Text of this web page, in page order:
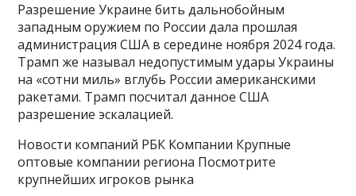
Разрешение Украине бить дальнобойным
западным оружием по России дала прошлая
администрация США в середине ноября 2024 года.
Трамп же называл недопустимым удары Украины
на «сотни миль» вглубь России американскими
ракетами. Трамп посчитал данное США
разрешение эскалацией.
Новости компаний РБК Компании Крупные
оптовые компании региона Посмотрите
крупнейших игроков рынка